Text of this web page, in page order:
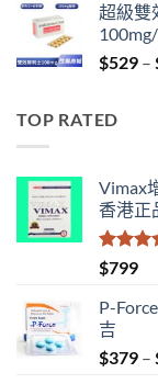
超級雙
$529 –
TOP RATED
Vimax
香港正
評分
滿分 5
$799
P-
吉
$379 –